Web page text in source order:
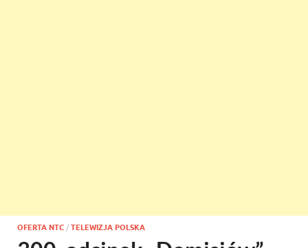
OFERTA NTC / TELEWIZJA POLSKA